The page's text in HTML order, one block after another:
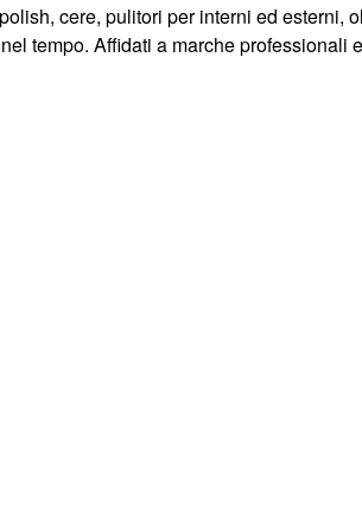
cere, pulitori per interni ed esterni,
tempo. Affidati a marche professionali